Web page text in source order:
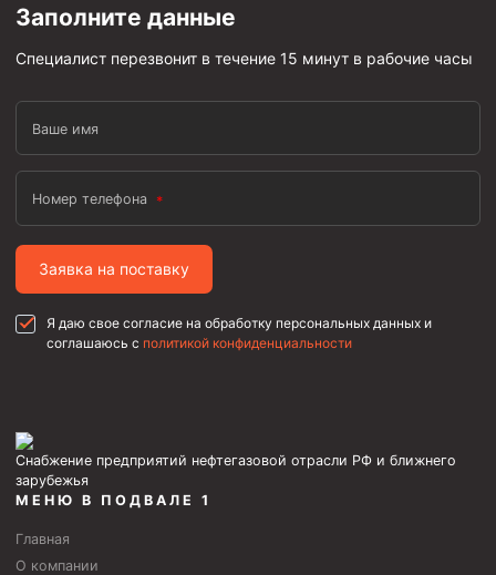
Буровое оборудование
Оборудование для трубопроводов и манифольдов
высокого давления
Буровые насосы
Противовыбросовое оборудование
Буровые установки
Циркуляционные системы и оборудование для
приготовления и очистки бурового раствора
Технологическая оснастка обсадных колонн
Заполните данные
Специалист перезвонит в течение 15 минут в рабочие часы
Ваше имя
Номер телефона
Заявка на поставку
Я даю свое согласие на обработку персональных данных и
соглашаюсь с политикой конфиденциальности
Снабжение предприятий нефтегазовой отрасли РФ и ближнего
зарубежья
МЕНЮ В ПОДВАЛЕ 1
Главная
О компании